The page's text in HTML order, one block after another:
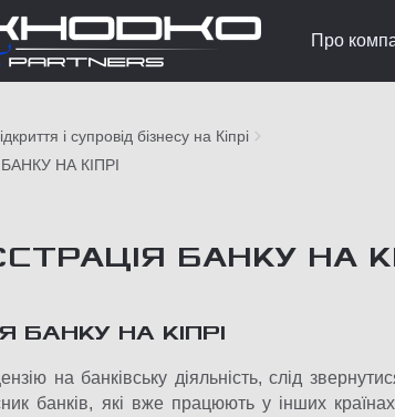
Про
і супровід бізнесу на Кіпрі
НА КІПРІ
БАНКУ НА
БАНКУ НА КІПРІ
на банківську діяльність, слід
банків, які вже працюють у інших